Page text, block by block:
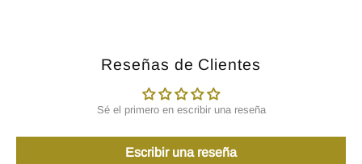
Reseñas de Clientes
Sé el primero en escribir una reseña
Escribir una reseña